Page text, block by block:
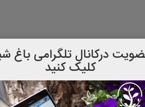
دركانال تلگرامی باغ
کلیک کنید